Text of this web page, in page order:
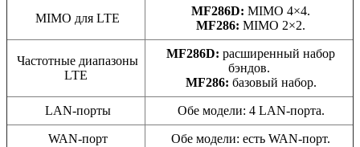
MIMO для LTE
MF286D: MIMO 4×4.
MF286: MIMO 2×2.
Частотные диапазоны
LTE
MF286D: расширенный набор
бэндов.
MF286: базовый набор.
LAN‑порты Обе модели: 4 LAN‑порта.
WAN‑порт Обе модели: есть WAN‑порт.